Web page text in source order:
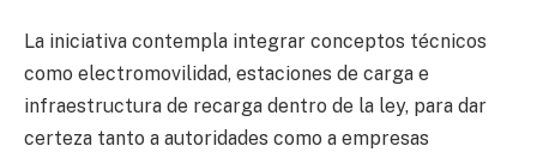
La iniciativa contempla integrar conceptos técnicos
como electromovilidad, estaciones de carga e
infraestructura de recarga dentro de la ley, para dar
certeza tanto a autoridades como a empresas